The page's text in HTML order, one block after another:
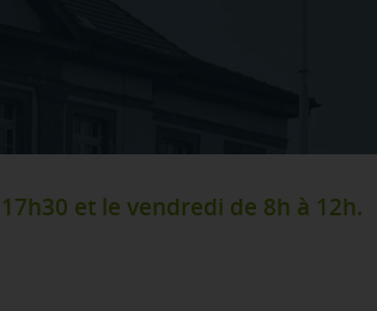
et le vendredi de 8h à 12h.